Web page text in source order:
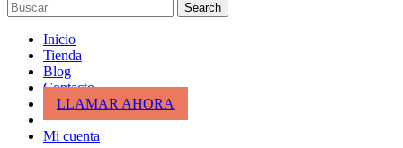
Search
Inicio
Tienda
Blog
Contacto
LLAMAR AHORA
Mi cuenta